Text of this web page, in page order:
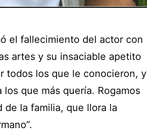
el fallecimiento del actor con
artes y su insaciable apetito
todos los que le conocieron, y
que más quería. Rogamos
de la familia, que llora la